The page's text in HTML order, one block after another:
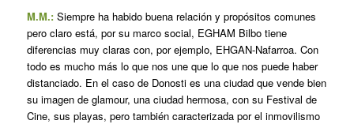
M.M.:Siempre ha habido buena relación y propósitos comunes
pero claro está, por su marco social, EGHAM Bilbo tiene
diferencias muy claras con, por ejemplo, EHGAN-Nafarroa. Con
todo es mucho más lo que nos une que lo que nos puede haber
distanciado. En el caso de Donosti es una ciudad que vende bien
su imagen de glamour, una ciudad hermosa, con su Festival de
Cine, sus playas, pero también caracterizada por el inmovilismo